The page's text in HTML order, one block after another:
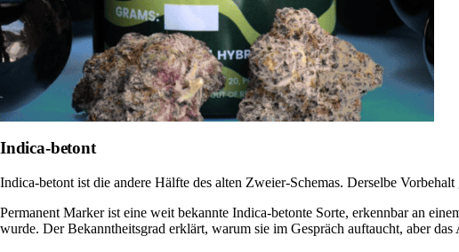
Indica-betont
Indica-betont ist die andere Hälfte des alten Zweier-Schemas. Derselbe
Permanent Marker ist eine weit bekannte Indica-betonte Sorte, erkennbar an
wurde. Der Bekanntheitsgrad erklärt, warum sie im Gespräch auftaucht, aber